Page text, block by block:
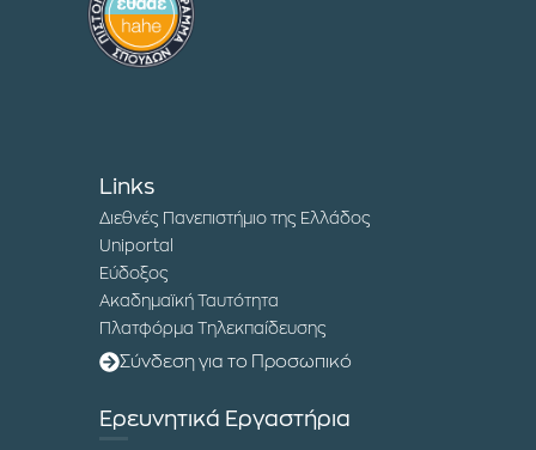
Links
Διεθνές Πανεπιστήμιο της Ελλάδος
Uniportal
Εύδοξος
Ακαδημαϊκή Ταυτότητα
Πλατφόρμα Τηλεκπαίδευσης
Σύνδεση για το Προσωπικό
Ερευνητικά Εργαστήρια